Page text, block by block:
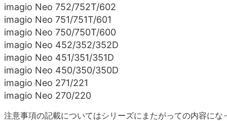
imagio Neo 752/752T/602
imagio Neo 751/751T/601
imagio Neo 750/750T/600
imagio Neo 452/352/352D
imagio Neo 451/351/351D
imagio Neo 450/350/350D
imagio Neo 271/221
imagio Neo 270/220
注意事項の記載についてはシリーズにまたがっての内容に